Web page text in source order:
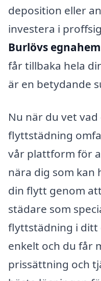
deposition eller
investera i proffsig
Burlövs egnahem
får tillbaka hela
är en betydande
Nu när du vet
flyttstädning
vår plattform för
nära dig som kan
din flytt genom
städare som
flyttstädning i ditt
enkelt och du får
prissättning och